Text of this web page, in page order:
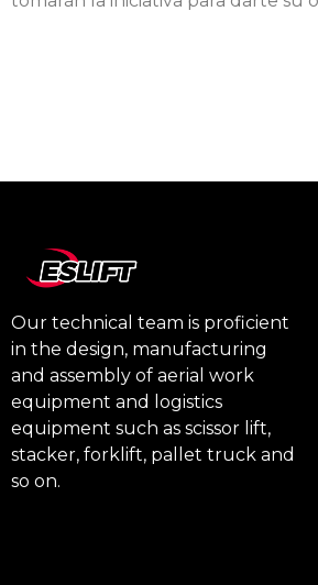
Our technical team is proficient
in the design, manufacturing
and assembly of aerial work
equipment and logistics
equipment such as scissor lift,
stacker, forklift, pallet truck and
so on.